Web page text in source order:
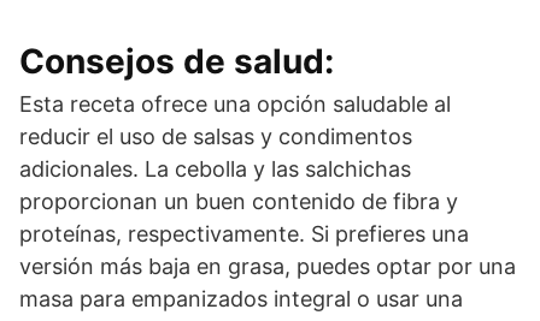
Consejos de salud:
Esta receta ofrece una opción saludable al
reducir el uso de salsas y condimentos
adicionales. La cebolla y las salchichas
proporcionan un buen contenido de fibra y
proteínas, respectivamente. Si prefieres una
versión más baja en grasa, puedes optar por una
masa para empanizados integral o usar una